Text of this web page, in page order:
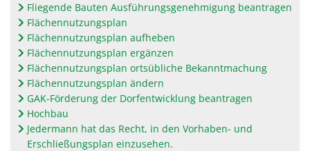
Fliegende Bauten Ausführungsgenehmigung beantragen
Flächennutzungsplan
Flächennutzungsplan aufheben
Flächennutzungsplan ergänzen
Flächennutzungsplan ortsübliche Bekanntmachung
Flächennutzungsplan ändern
GAK-Förderung der Dorfentwicklung beantragen
Hochbau
Jedermann hat das Recht, in den Vorhaben- und
Erschließungsplan einzusehen.